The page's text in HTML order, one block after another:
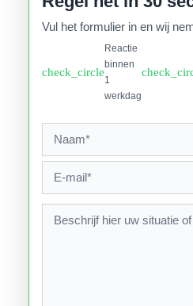
Vul het formulier in en wij
check_circle
Reactie
binnen
1
werkdag